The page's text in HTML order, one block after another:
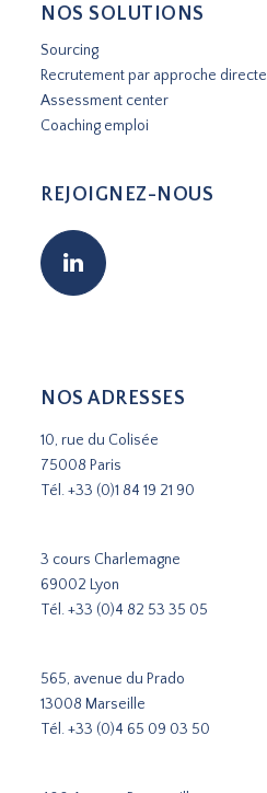
NOS SOLUTIONS
Sourcing
Recrutement par approche directe
Assessment center
Coaching emploi
REJOIGNEZ-NOUS
NOS ADRESSES
10, rue du Colisée
75008 Paris
Tél.+33 (0)1 84 19 21 90
3 cours Charlemagne
69002 Lyon
Tél.+33 (0)4 82 53 35 05
565, avenue du Prado
13008 Marseille
Tél.+33 (0)4 65 09 03 50